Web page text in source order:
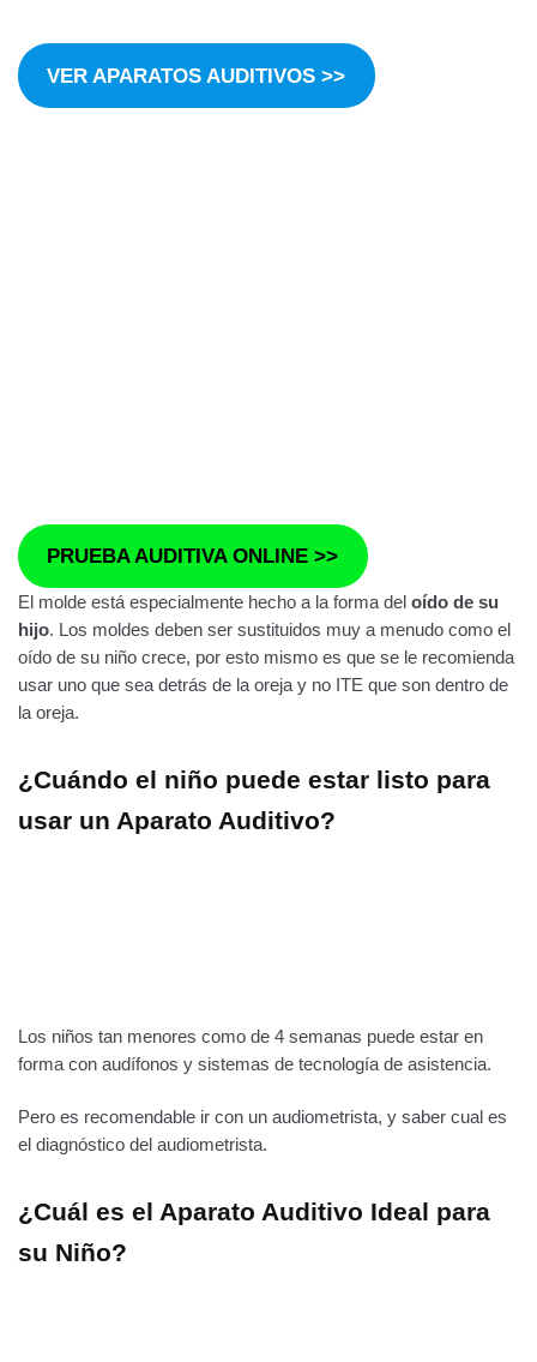
VER APARATOS AUDITIVOS >>
PRUEBA AUDITIVA ONLINE >>
El molde está especialmente hecho a la forma del oído de su
hijo. Los moldes deben ser sustituidos muy a menudo como el
oído de su niño crece, por esto mismo es que se le recomienda
usar uno que sea detrás de la oreja y no ITE que son dentro de
la oreja.
¿Cuándo el niño puede estar listo para
usar un Aparato Auditivo?
Los niños tan menores como de 4 semanas puede estar en
forma con audífonos y sistemas de tecnología de asistencia.
Pero es recomendable ir con un audiometrista, y saber cual es
el diagnóstico del audiometrista.
¿Cuál es el Aparato Auditivo Ideal para
su Niño?